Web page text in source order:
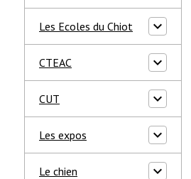
Les Ecoles du Chiot
CTEAC
CUT
Les expos
Le chien